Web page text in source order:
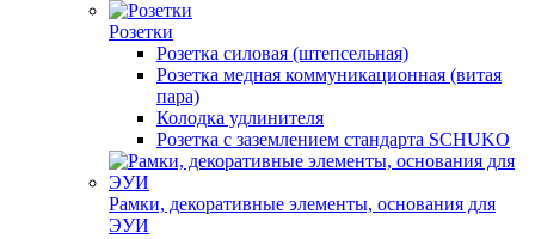
Розетки
Розетка силовая (штепсельная)
Розетка медная коммуникационная (витая
пара)
Колодка удлинителя
Розетка с заземлением стандарта SCHUKO
Рамки, декоративные элементы, основания для
ЭУИ